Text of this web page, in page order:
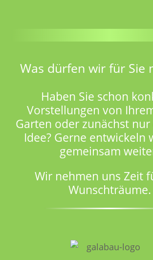
Was dürfen wir für Sie
Haben Sie schon
Vorstellungen von
Garten oder zunächst nur
Idee? Gerne entwickeln
gemeinsam
Wir nehmen uns Zeit
Wunschträume.